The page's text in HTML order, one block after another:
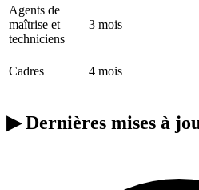
Agents de
maîtrise et
techniciens
3 mois
Cadres 4 mois
▶Dernières mises à